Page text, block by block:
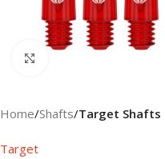
Home Shafts Target Shafts
Target